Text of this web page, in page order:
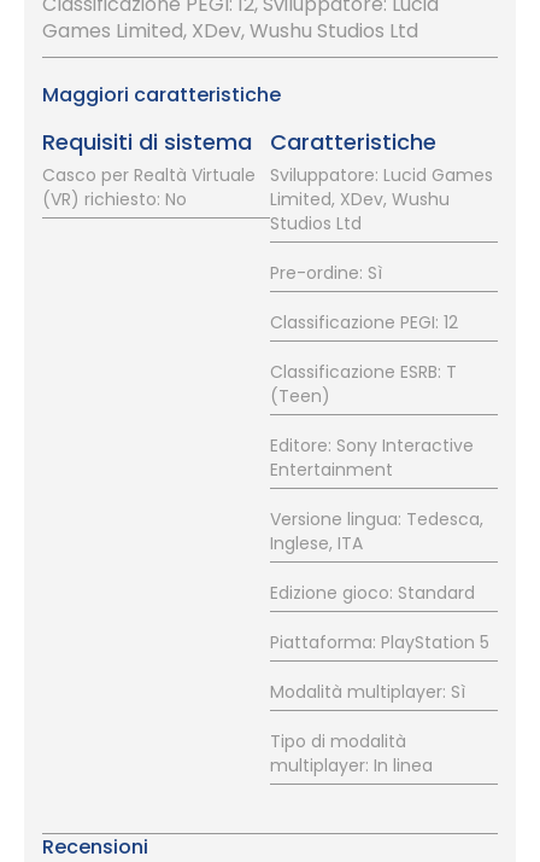
Games Limited, XDev, Wushu Studios Ltd
Maggiori caratteristiche
Requisiti di sistema
Casco per Realtà Virtuale
(VR) richiesto: No
Caratteristiche
Sviluppatore: Lucid Games
Limited, XDev, Wushu
Studios Ltd
Pre-ordine: Sì
Classificazione PEGI: 12
Classificazione ESRB: T
(Teen)
Editore: Sony Interactive
Entertainment
Versione lingua: Tedesca,
Inglese, ITA
Edizione gioco: Standard
Piattaforma: PlayStation 5
Modalità multiplayer: Sì
Tipo di modalità
multiplayer: In linea
Recensioni